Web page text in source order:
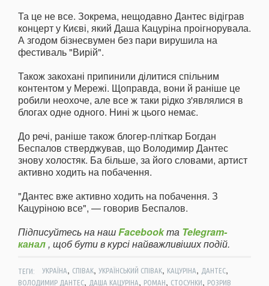
Та це не все. Зокрема, нещодавно Дантес відіграв
концерт у Києві, який Даша Кацуріна проігнорувала.
А згодом бізнесвумен без пари вирушила на
фестиваль "Вирій".
Також закохані припинили ділитися спільним
контентом у Мережі. Щоправда, вони й раніше це
робили неохоче, але все ж таки рідко з'являлися в
блогах одне одного. Нині ж цього немає.
До речі, раніше також блогер-пліткар Богдан
Беспалов стверджував, що Володимир Дантес
знову холостяк. Ба більше, за його словами, артист
активно ходить на побачення.
"Дантес вже активно ходить на побачення. З
Кацуріною все", — говорив Беспалов.
Підписуйтесь на нашFacebookта Telegram-
канал, щоб бути в курсі найважливіших подій.
ТЕГИ: УКРАЇНА, СПІВАК, УКРАЇНСЬКИЙ СПІВАК, КАЦУРІНА, ДАНТЕС,
ВОЛОДИМИР ДАНТЕС, ДАША КАЦУРІНА, РОМАН, СТОСУНКИ, РОЗРИВ